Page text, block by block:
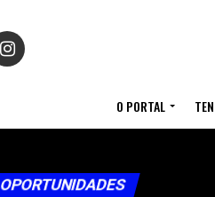
O PORTAL
OPORTUNIDADES